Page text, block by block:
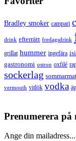
Bradley smoker campari
drink efterrätt fredagsdrink
grillat hummer ingefära isi
gastronomi ostron oxfilé
sockerlag
vermouth vitlök vodka
Prenumerera på
Ange din mailadress...